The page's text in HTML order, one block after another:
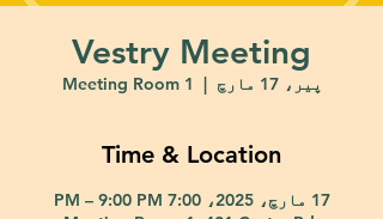
Vestry Meeting
پیر، 17 مارچ
  |
Meeting Room 1
Time & Location
17 مارچ، 2025، 7:00 PM – 9:00 PM